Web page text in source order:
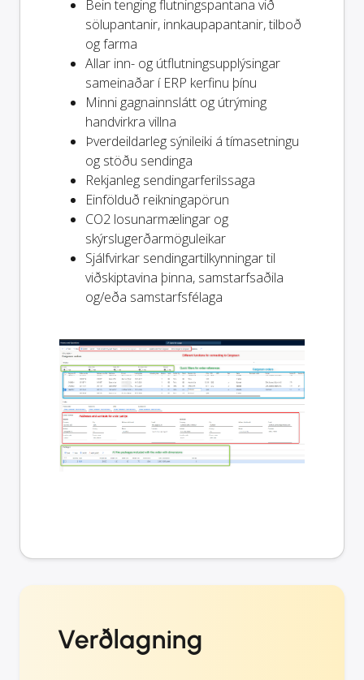
Bein tenging flutningspantana við
sölupantanir, innkaupapantanir, tilboð
og farma
Allar inn- og útflutningsupplýsingar
sameinaðar í ERP kerfinu þínu
Minni gagnainnslátt og útrýming
handvirkra villna
Þverdeildarleg sýnileiki á tímasetningu
og stöðu sendinga
Rekjanleg sendingarferilssaga
Einfölduð reikningapörun
CO2 losunarmælingar og
skýrslugerðarmöguleikar
Sjálfvirkar sendingartilkynningar til
viðskiptavina þinna, samstarfsaðila
og/eða samstarfsfélaga
Verðlagning